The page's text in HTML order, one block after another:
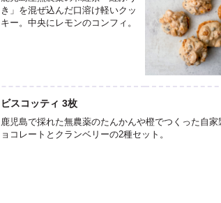
き」を混ぜ込んだ口溶け軽いクッ
キー。中央にレモンのコンフィ。
ビスコッティ 3枚
鹿児島で採れた無農薬のたんかんや橙でつくった自
ョコレートとクランベリーの2種セット。